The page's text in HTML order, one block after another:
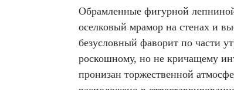
Обрамленные фигурной
оселковый мрамор на стенах и
безусловный фаворит по части
роскошному, но не кричащему
пронизан торжественной